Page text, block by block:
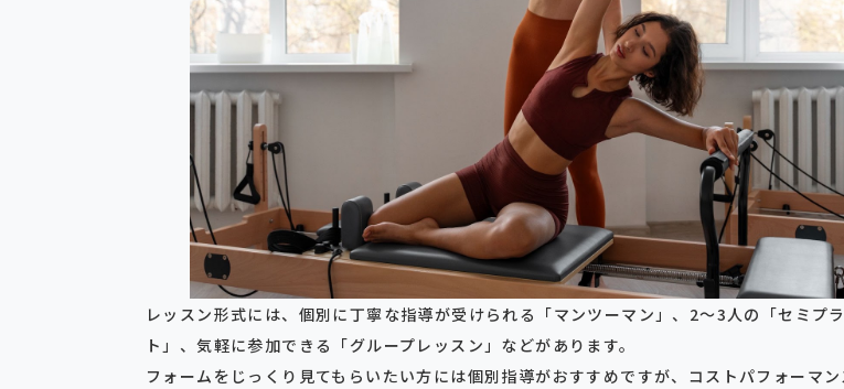
レッスン形式には、個別に丁寧な指導が受けられる「マンツーマン」、2〜3人の「セミプ
ト」、気軽に参加できる「グループレッスン」などがあります。
フォームをじっくり見てもらいたい方には個別指導がおすすめですが、コストパフォーマ